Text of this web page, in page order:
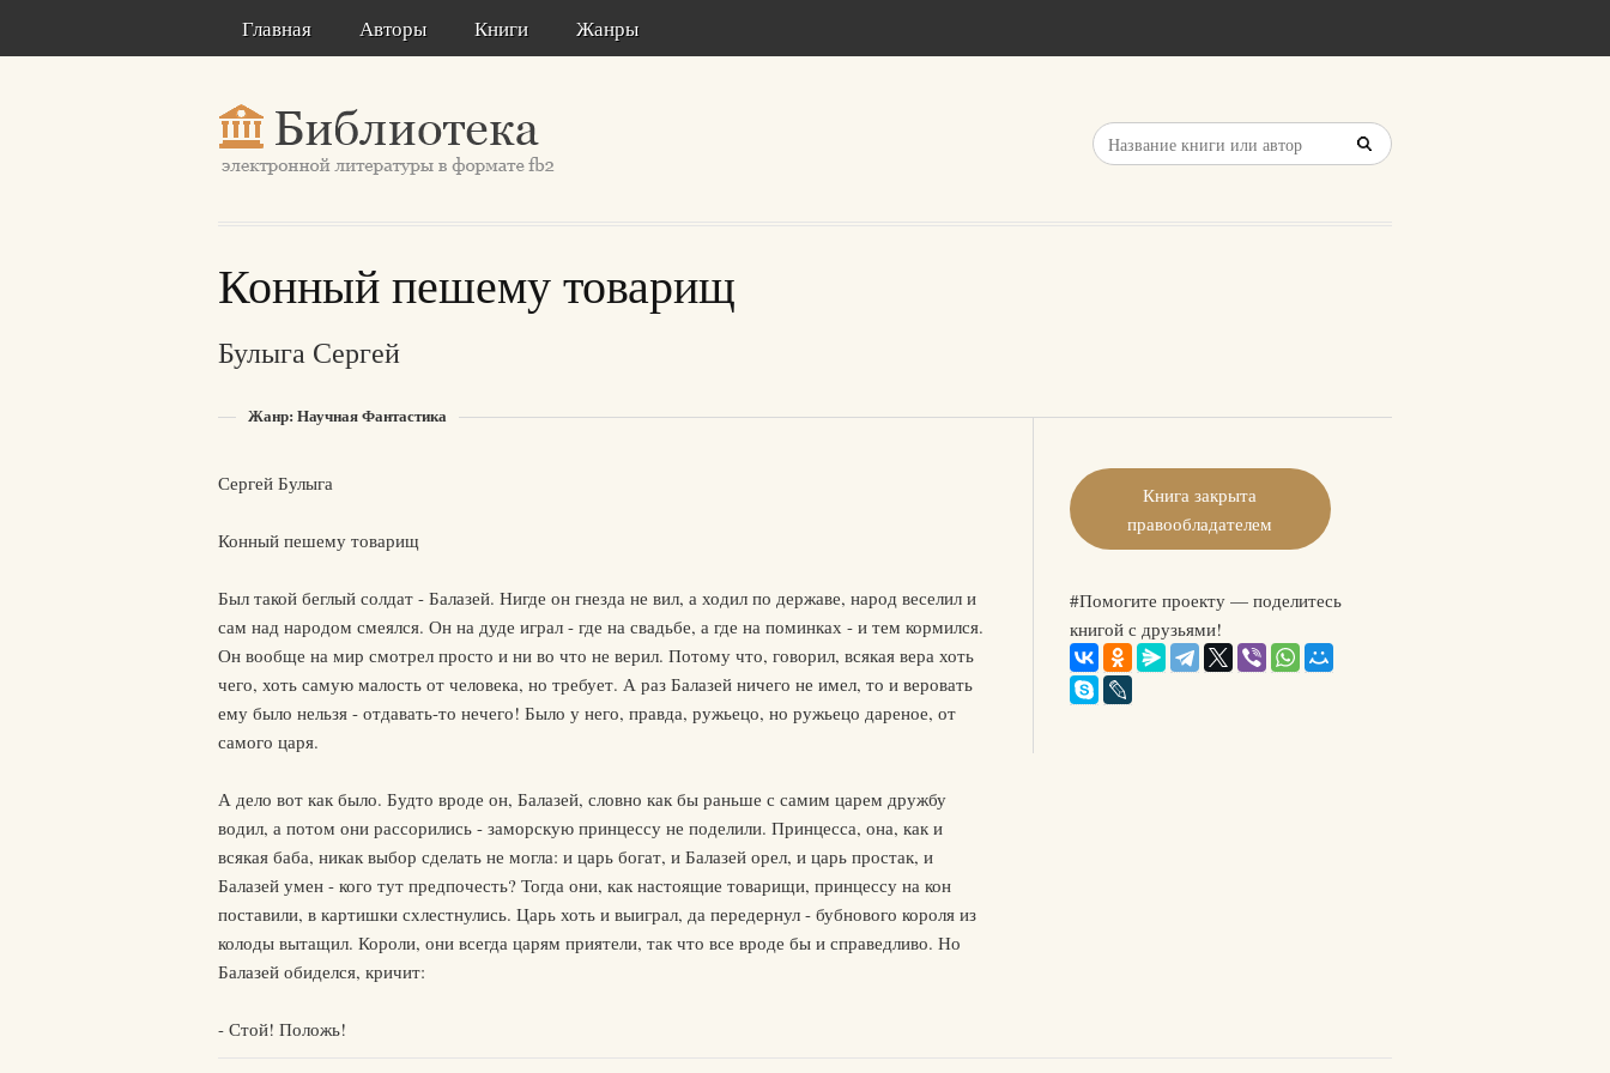
Главная Авторы Книги Жанры
Конный пешему товарищ
Булыга Сергей
Жанр: Научная Фантастика
Сергей Булыга
Конный пешему товарищ
Был такой беглый солдат - Балазей. Нигде он гнезда не вил, а ходил по державе, народ веселил и
сам над народом смеялся. Он на дуде играл - где на свадьбе, а где на поминках - и тем кормился.
Он вообще на мир смотрел просто и ни во что не верил. Потому что, говорил, всякая вера хоть
чего, хоть самую малость от человека, но требует. А раз Балазей ничего не имел, то и веровать
ему было нельзя - отдавать-то нечего! Было у него, правда, ружьецо, но ружьецо дареное, от
самого царя.
А дело вот как было. Будто вроде он, Балазей, словно как бы раньше с самим царем дружбу
водил, а потом они рассорились - заморскую принцессу не поделили. Принцесса, она, как и
всякая баба, никак выбор сделать не могла: и царь богат, и Балазей орел, и царь простак, и
Балазей умен - кого тут предпочесть? Тогда они, как настоящие товарищи, принцессу на кон
поставили, в картишки схлестнулись. Царь хоть и выиграл, да передернул - бубнового короля из
колоды вытащил. Короли, они всегда царям приятели, так что все вроде бы и справедливо. Но
Балазей обиделся, кричит:
- Стой! Положь!
Книга закрыта
правообладателем
#Помогите проекту — поделитесь
книгой с друзьями!